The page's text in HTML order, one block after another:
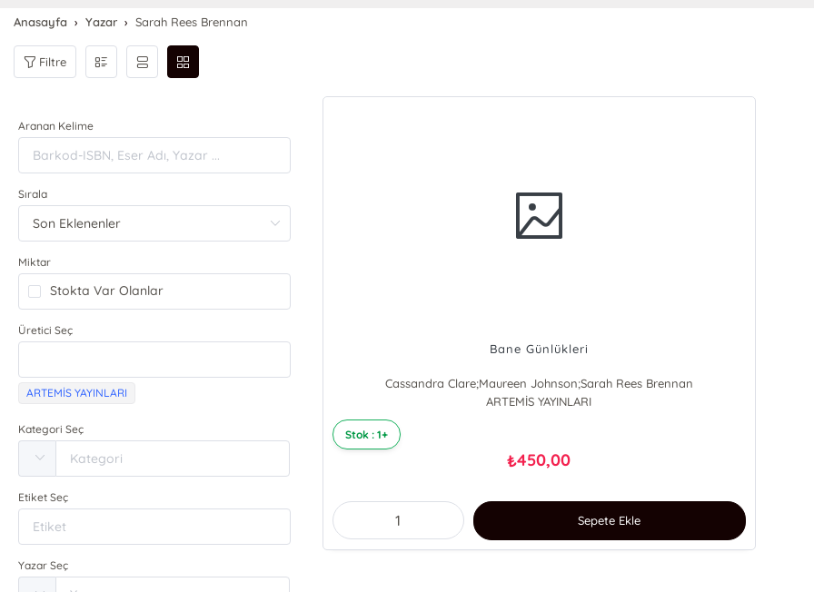
Anasayfa Yazar Sarah Rees Brennan
Filtre
Aranan Kelime
Sırala
Miktar
Stokta Var Olanlar
Üretici Seç
ARTEMİS YAYINLARI
Kategori Seç
Etiket Seç
Yazar Seç
Bane Günlükleri
Cassandra Clare;Maureen Johnson;Sarah Rees Brennan
MAUREEN JOHNSON
ARTEMİS YAYINLARI
Stok : 1+
₺450,00
Sepete Ekle